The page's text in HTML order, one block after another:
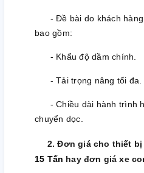
- Đề bài do khách hàng
bao gồm:
- Khẩu độ dầm chính.
- Tải trọng nâng tối đa.
- Chiều dài hành trình
chuyển dọc.
2. Đơn giá cho thiết
15 Tấn hay đơn giá xe